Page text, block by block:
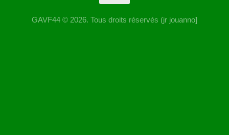
GAVF44 © 2026. Tous droits réservés (jr jouanno]